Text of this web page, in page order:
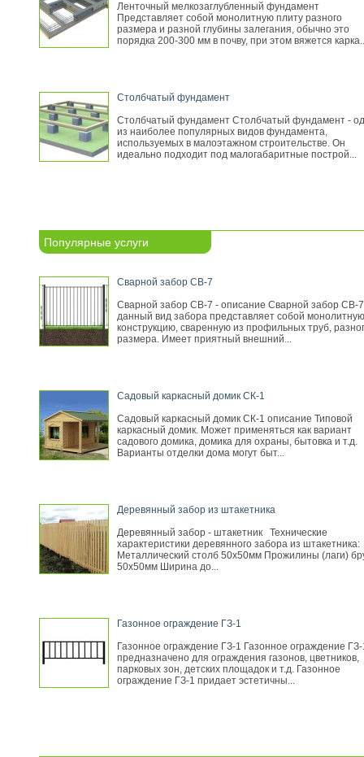
Ленточный мелкозаглубленный фундамент
Представляет собой монолитную плиту разного
размера и разной глубины залегания, обычно это
порядка 200-300 мм в почву, при этом вяжется
Столбчатый фундамент
Столбчатый фундамент Столбчатый фундамент -
из наиболее популярных видов фундамента,
используемых в малоэтажном строительстве. Он
идеально подходит под малогабаритные построй...
Популярные услуги
Сварной забор СВ-7
Сварной забор СВ-7 - описание Сварной забор СВ-7
данный вид забора представляет собой монолитную
конструкцию, сваренную из профильных труб,
размера. Имеет приятный внешний...
Садовый каркасный домик СК-1
Садовый каркасный домик СК-1 описание Типовой
каркасный домик. Может применяться как вариант
садового домика, домика для охраны, бытовка и т.д.
Варианты отделки дома могут быт...
Деревянный забор из штакетника
Деревянный забор - штакетник Технические
характеристики деревянного забора из штакетника:
Металлический столб 50х50мм Прожилины (лаги)
50х50мм Ширина до...
Газонное ограждение ГЗ-1
Газонное ограждение ГЗ-1 Газонное ограждение
предназначено для ограждения газонов, цветников,
парковых зон, детских площадок и т.д. Газонное
ограждение ГЗ-1 придает эстетичны...